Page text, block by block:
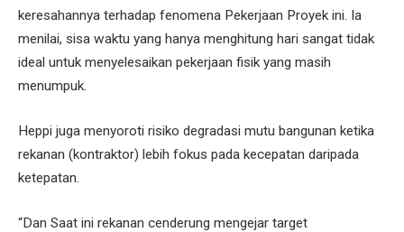
keresahannya terhadap fenomena Pekerjaan Proyek ini. Ia
menilai, sisa waktu yang hanya menghitung hari sangat tidak
ideal untuk menyelesaikan pekerjaan fisik yang masih
menumpuk.
Heppi juga menyoroti risiko degradasi mutu bangunan ketika
rekanan (kontraktor) lebih fokus pada kecepatan daripada
ketepatan.
“Dan Saat ini rekanan cenderung mengejar target